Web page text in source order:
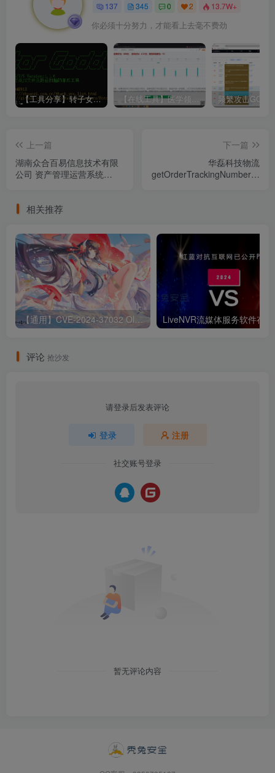
137 345 0 2 13.7W+
你必须十分努力，才能看上去毫不费劲
【工具分享】转子女神Rotor_Goddess 【在线工具】医学领域·心理症状自评量表SCL-90
上一篇
湖南众合百易信息技术有限
公司 资产管理运营系统
下一篇
华磊科技物流
getOrderTrackingNumber存
相关推荐
【通用】CVE-2024-37032 Ollama 远程代码执行漏洞
评论 抢沙发
请登录后发表评论
登录 注册
社交账号登录
暂无评论内容